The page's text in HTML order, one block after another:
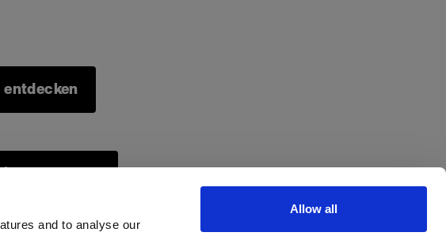
and to analyse our
Allow all